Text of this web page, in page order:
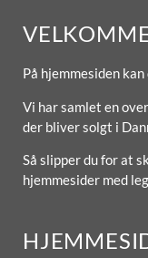
På hjemmesiden
Vi har samlet en
der bliver solgt i
Så slipper du for at
hjemmesider med